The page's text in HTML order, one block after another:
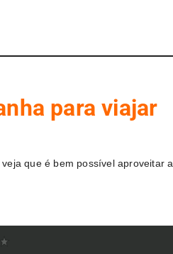
para viajar
que é bem possível aproveitar a